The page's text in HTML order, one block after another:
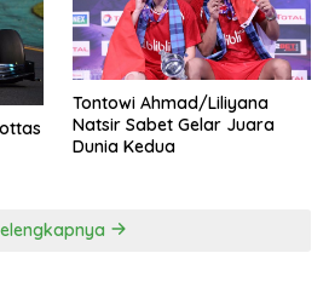
Tontowi Ahmad/Liliyana
Natsir Sabet Gelar Juara
Dunia Kedua